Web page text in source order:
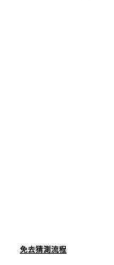
免去猜測流程